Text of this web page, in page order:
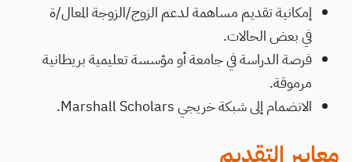
إمكانية تقديم مساهمة لدعم الزوج/الزوجة المعال/ة
في بعض الحالات.
فرصة الدراسة في جامعة أو مؤسسة تعليمية بريطانية
مرموقة.
الانضمام إلى شبكة خريجي Marshall Scholars.
معايير التقديم